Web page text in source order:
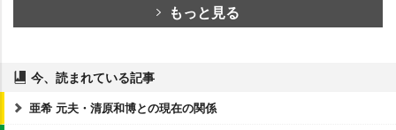
もっと見る
今、読まれている記事
亜希 元夫・清原和博との現在の関係